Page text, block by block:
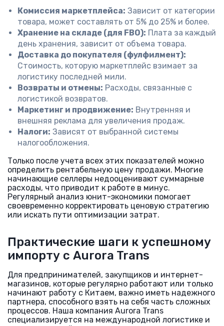
Комиссия маркетплейса: Зависит от категории
товара, может составлять от 5% до 25% и более.
Хранение на складе (для FBO): Плата за каждый
день хранения, зависит от объема товара.
Доставка до покупателя (фулфилмент):
Стоимость, которую маркетплейс взимает за
логистику последней мили.
Возвраты и отмены: Расходы, связанные с
логистикой возвратов.
Маркетинг и продвижение: Внутренняя и
внешняя реклама для увеличения продаж.
Налоги: Зависят от выбранной системы
налогообложения.
Только после учета всех этих показателей можно
определить рентабельную цену продажи. Многие
начинающие селлеры недооценивают суммарные
расходы, что приводит к работе в минус.
Регулярный анализ юнит-экономики помогает
своевременно корректировать ценовую стратегию
или искать пути оптимизации затрат.
Практические шаги к успешному
импорту с Aurora Trans
Для предпринимателей, закупщиков и интернет-
магазинов, которые регулярно работают или только
начинают работу с Китаем, важно иметь надежного
партнера, способного взять на себя часть сложных
процессов. Наша компания Aurora Trans
специализируется на международной логистике и